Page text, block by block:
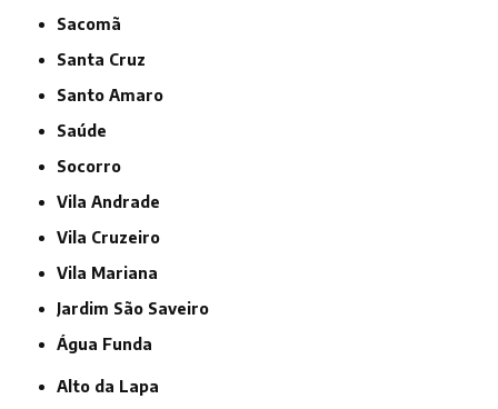
Sacomã
Santa Cruz
Santo Amaro
Saúde
Socorro
Vila Andrade
Vila Cruzeiro
Vila Mariana
jardim São Saveiro
Água Funda
Alto da Lapa